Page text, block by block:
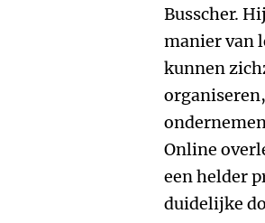
Busscher.
manier van
kunnen
Online
een helder
duidelijke